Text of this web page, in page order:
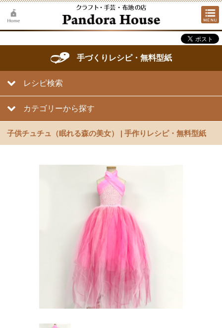
手づくりレシピ・無料型紙
レシピ検索
カテゴリーから探す
子供チュチュ（眠れる森の美女） | 手作りレシピ・無料型紙